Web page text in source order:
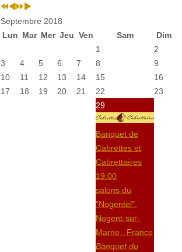
Septembre 2018
Lun Mar Mer Jeu Ven Sam
Dim
1
2
3
4 5 6 7 8
9
10
11 12 13 14 15
16
17
18 19 20 21 22 23
29
Banquet de
Cabrettes et
Cabrettaïres
19:00
salons du
"Nogentel",
Nogent-sur-
Marne , France
Banquet du